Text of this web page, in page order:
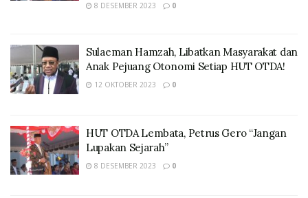
8 DESEMBER 2023 0
Sulaeman Hamzah, Libatkan Masyarakat dan
Anak Pejuang Otonomi Setiap HUT OTDA!
12 OKTOBER 2023 0
HUT OTDA Lembata, Petrus Gero “Jangan
Lupakan Sejarah”
8 DESEMBER 2023 0